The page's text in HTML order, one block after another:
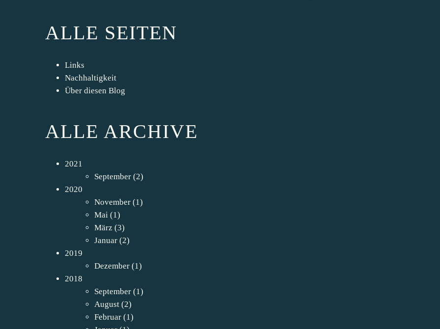
ALLE SEITEN
Links
Nachhaltigkeit
Über diesen Blog
ALLE ARCHIVE
2021
September (2)
2020
November (1)
Mai (1)
März (3)
Januar (2)
2019
Dezember (1)
2018
September (1)
August (2)
Februar (1)